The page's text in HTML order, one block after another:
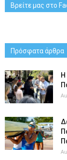
Βρείτε μας στο
Πρόσφατα άρθρα